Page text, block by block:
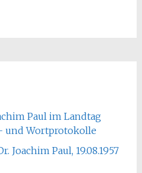
Paul im Landtag
und Wortprotokolle
Joachim Paul, 19.08.1957